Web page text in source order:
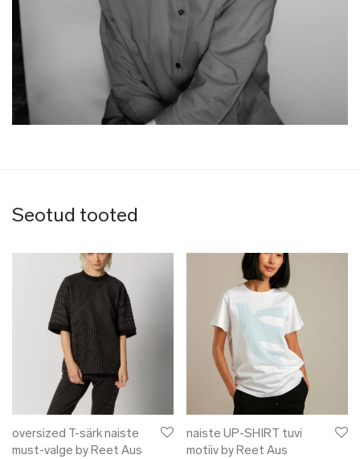
Seotud tooted
oversized T-särk naiste
must-valge by Reet Aus
naiste UP-SHIRT tuvi
motiiv by Reet Aus